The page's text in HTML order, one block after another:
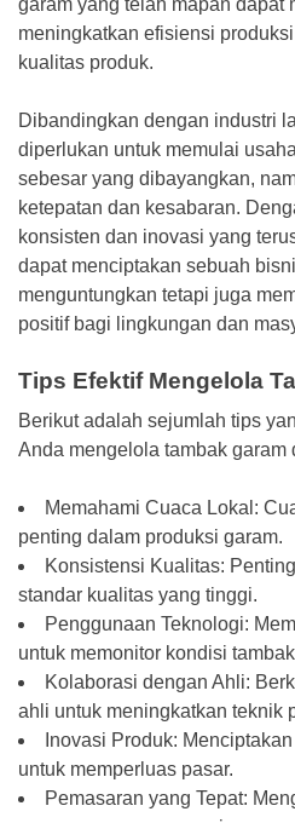
garam yang telah mapan dapat
meningkatkan efisiensi
kualitas produk.
Dibandingkan dengan industri
diperlukan untuk memulai
sebesar yang dibayangkan,
ketepatan dan kesabaran.
konsisten dan inovasi yang
dapat menciptakan sebuah
menguntungkan tetapi juga
positif bagi lingkungan dan
Tips Efektif Mengelola
Berikut adalah sejumlah tips
Anda mengelola tambak garam
Memahami Cuaca Lokal:
penting dalam produksi garam.
Konsistensi Kualitas:
standar kualitas yang tinggi.
Penggunaan Teknologi:
untuk memonitor kondisi
Kolaborasi dengan Ahli:
ahli untuk meningkatkan teknik
Inovasi Produk:
untuk memperluas pasar.
Pemasaran yang Tepat: